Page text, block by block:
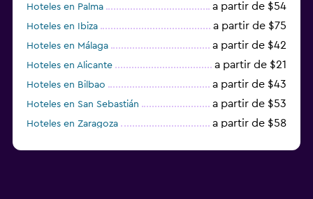
Hoteles en Palma a partir de $54
Hoteles en Ibiza a partir de $75
Hoteles en Málaga a partir de $42
Hoteles en Alicante a partir de $21
Hoteles en Bilbao a partir de $43
Hoteles en San Sebastián a partir de $53
Hoteles en Zaragoza a partir de $58